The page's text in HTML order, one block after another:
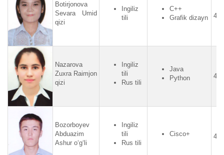
Botirjonova
Sevara Umid
qizi
Ingiliz
tili
C++
Grafik dizayn
4.5
Nazarova
Zuxra Raimjon
qizi
Ingiliz
tili
Rus tili
Java
Python
Bozorboyev
Abduazim
Ashur o‘g‘li
Ingiliz
tili
Rus tili
Cisco+